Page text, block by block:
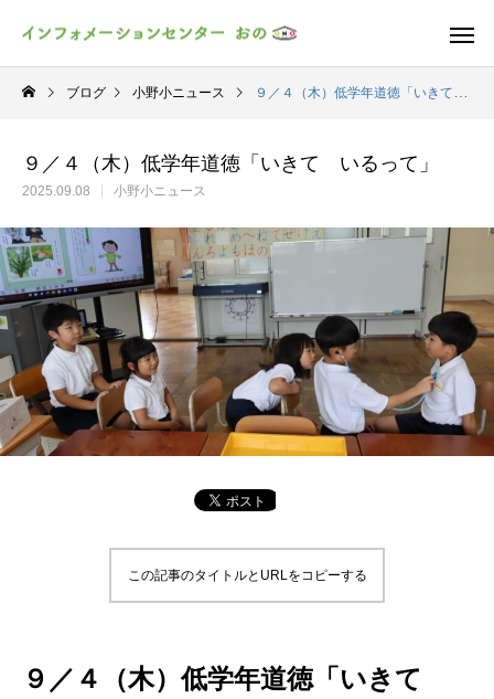
ブログ 小野小ニュース ９／４（木）低学年道徳「いきて いるって」
９／４（木）低学年道徳「いきて いるって」
2025.09.08 小野小ニュース
この記事のタイトルとURLをコピーする
９／４（木）低学年道徳「いきて